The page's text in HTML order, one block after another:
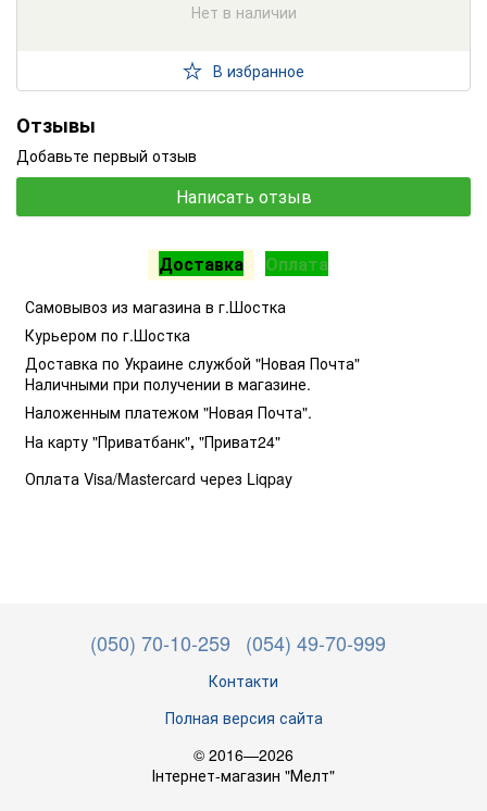
Нет в наличии
В избранное
Отзывы
Добавьте первый отзыв
Написать отзыв
Доставка Оплата
Самовывоз из магазина в г.Шостка
Курьером по г.Шостка
Доставка по Украине службой "Новая Почта"
Наличными при получении в магазине.
Наложенным платежом "Новая Почта".
На карту "Приватбанк", "Приват24"
Оплата Visa/Mastercard через Liqpay
(050) 70-10-259 (054) 49-70-999
Контакти
Полная версия сайта
© 2016—2026
Інтернет-магазин "Мелт"